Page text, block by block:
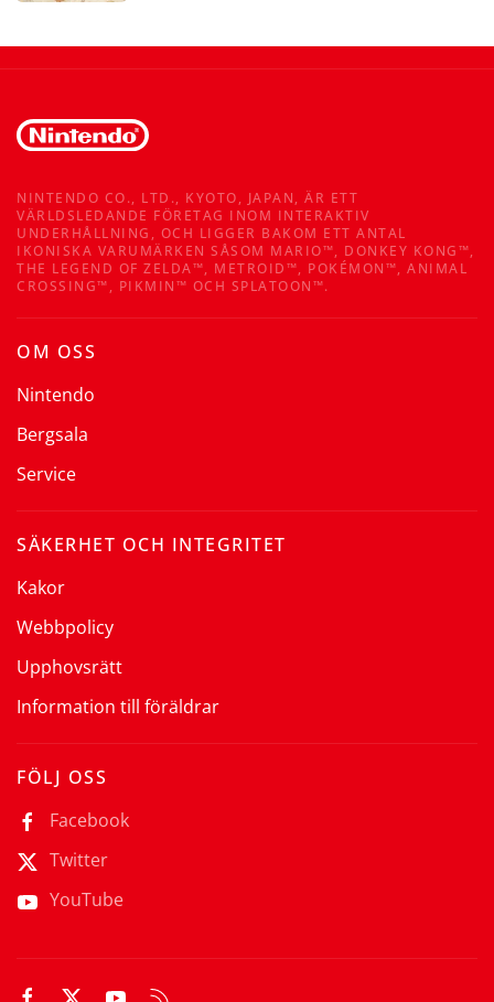
NINTENDO CO., LTD., KYOTO, JAPAN, ÄR ETT
VÄRLDSLEDANDE FÖRETAG INOM INTERAKTIV
UNDERHÅLLNING, OCH LIGGER BAKOM ETT ANTAL
IKONISKA VARUMÄRKEN SÅSOM MARIO™, DONKEY KONG™,
THE LEGEND OF ZELDA™, METROID™, POKÉMON™, ANIMAL
CROSSING™, PIKMIN™ OCH SPLATOON™.
OM OSS
Nintendo
Bergsala
Service
SÄKERHET OCH INTEGRITET
Kakor
Webbpolicy
Upphovsrätt
Information till föräldrar
FÖLJ OSS
Facebook
Twitter
YouTube